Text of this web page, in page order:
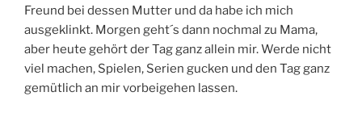
Freund bei dessen Mutter und da habe ich mich
ausgeklinkt. Morgen geht´s dann nochmal zu Mama,
aber heute gehört der Tag ganz allein mir. Werde nicht
viel machen, Spielen, Serien gucken und den Tag ganz
gemütlich an mir vorbeigehen lassen.